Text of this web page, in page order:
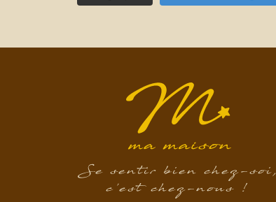
Se sentir bien chez-soi,
c’est chez-nous !